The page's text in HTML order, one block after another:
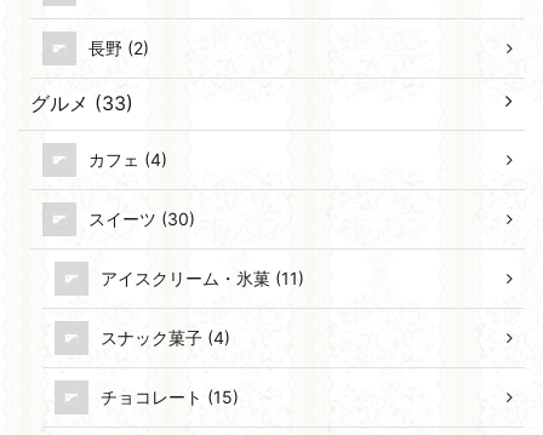
長野 (2)
グルメ (33)
カフェ (4)
スイーツ (30)
アイスクリーム・氷菓 (11)
スナック菓子 (4)
チョコレート (15)